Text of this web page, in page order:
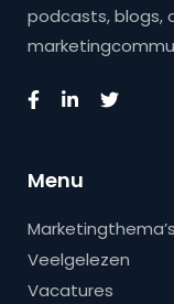
podcasts, blogs,
Menu
Marketingthema’s
Veelgelezen
Vacatures